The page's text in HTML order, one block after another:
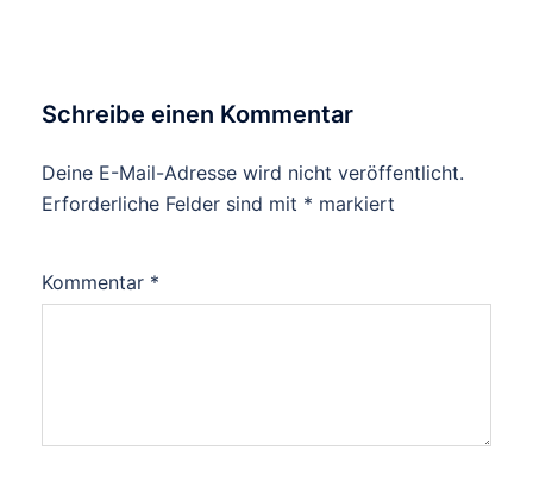
Schreibe einen Kommentar
Deine E-Mail-Adresse wird nicht veröffentlicht.
Erforderliche Felder sind mit * markiert
Kommentar *